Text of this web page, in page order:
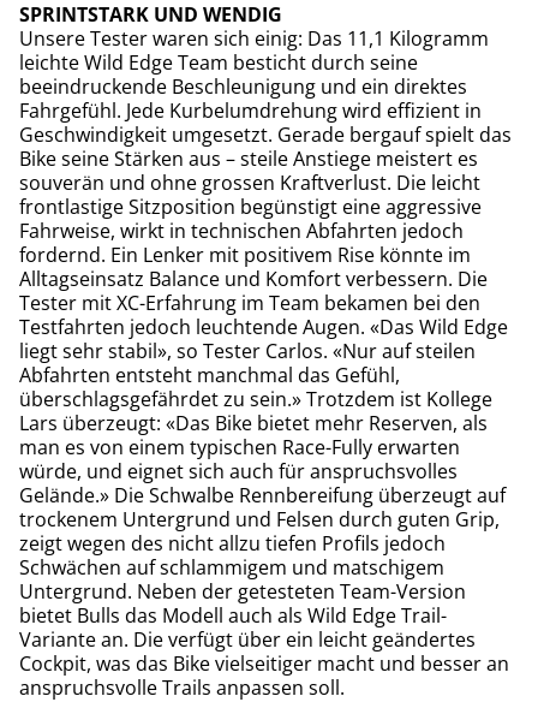
SPRINTSTARK UND WENDIG
Unsere Tester waren sich einig: Das 11,1 Kilogramm
leichte Wild Edge Team besticht durch seine
beeindruckende Beschleunigung und ein direktes
Fahrgefühl. Jede Kurbelumdrehung wird effizient in
Geschwindigkeit umgesetzt. Gerade bergauf spielt das
Bike seine Stärken aus – steile Anstiege meistert es
souverän und ohne grossen Kraftverlust. Die leicht
frontlastige Sitzposition begünstigt eine aggressive
Fahrweise, wirkt in technischen Abfahrten jedoch
fordernd. Ein Lenker mit positivem Rise könnte im
Alltagseinsatz Balance und Komfort verbessern. Die
Tester mit XC-Erfahrung im Team bekamen bei den
Testfahrten jedoch leuchtende Augen. «Das Wild Edge
liegt sehr stabil», so Tester Carlos. «Nur auf steilen
Abfahrten entsteht manchmal das Gefühl,
überschlagsgefährdet zu sein.» Trotzdem ist Kollege
Lars überzeugt: «Das Bike bietet mehr Reserven, als
man es von einem typischen Race-Fully erwarten
würde, und eignet sich auch für anspruchsvolles
Gelände.» Die Schwalbe Rennbereifung überzeugt auf
trockenem Untergrund und Felsen durch guten Grip,
zeigt wegen des nicht allzu tiefen Profils jedoch
Schwächen auf schlammigem und matschigem
Untergrund. Neben der getesteten Team-Version
bietet Bulls das Modell auch als Wild Edge Trail-
Variante an. Die verfügt über ein leicht geändertes
Cockpit, was das Bike vielseitiger macht und besser an
anspruchsvolle Trails anpassen soll.